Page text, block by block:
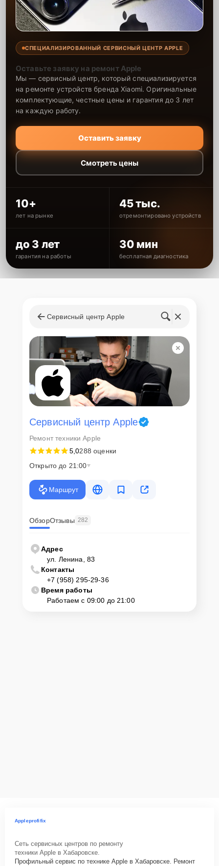
СПЕЦИАЛИЗИРОВАННЫЙ СЕРВИСНЫЙ ЦЕНТР APPLE
Оставьте заявку на ремонт Apple
Мы — сервисный центр, который специализируется
на ремонте устройств бренда Xiaomi. Оригинальные
комплектующие, честные цены и гарантия до 3 лет
на каждую работу.
Оставить заявку
Смотреть цены
10+
лет на рынке
45 тыс.
отремонтировано устройств
до 3 лет
гарантия на работы
30 мин
бесплатная диагностика
Сервисный центр Apple
Сервисный центр Apple
Ремонт техники Apple
5,0288 оценки
Открыто до 21:00
Маршрут
ОбзорОтзывы 282
Адрес
ул. Ленина, 83
Контакты
+7 (958) 295-29-36
Время работы
Работаем с 09:00 до 21:00
Appleprofifix
Сеть сервисных центров по ремонту
техники Apple в Хабаровске.
Профильный сервис по технике Apple в Хабаровске. Ремонт